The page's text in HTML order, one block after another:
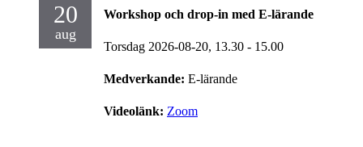
20
aug
Workshop och drop-in med E-lärande
Torsdag 2026-08-20, 13.30 - 15.00
Medverkande: E-lärande
Videolänk: Zoom